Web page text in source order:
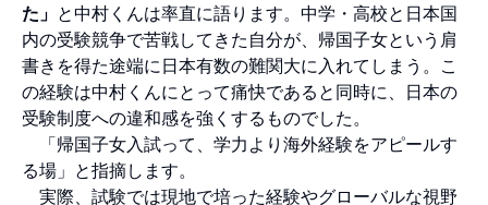
た」 と中村くんは率直に語ります。中学・高校と日本国
内の受験競争で苦戦してきた自分が、帰国子女という肩
書きを得た途端に日本有数の難関大に入れてしまう。こ
の経験は中村くんにとって痛快であると同時に、日本の
受験制度への違和感を強くするものでした。
「帰国子女入試って、学力より海外経験をアピールす
る場」と指摘します。
実際、試験では現地で培った経験やグローバルな視野